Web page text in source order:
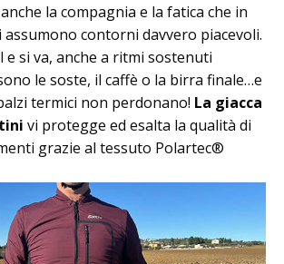
la compagnia e la fatica che in
contorni davvero piacevoli.
e si va, anche a ritmi sostenuti
le soste, il caffè o la birra finale…e
termici non perdonano! La giacca
vi protegge ed esalta la qualità di
grazie al tessuto Polartec®